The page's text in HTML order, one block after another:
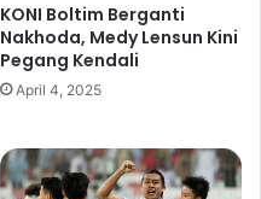
KONI Boltim Berganti
Nakhoda, Medy Lensun Kini
Pegang Kendali
April 4, 2025